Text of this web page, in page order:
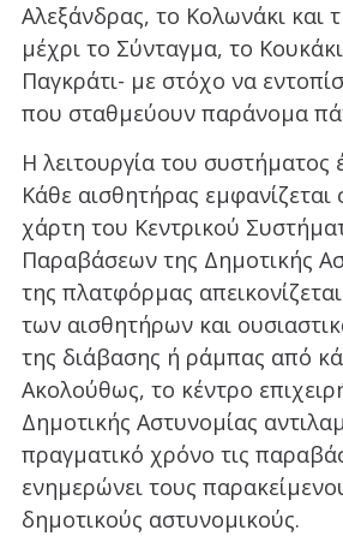
Αλεξάνδρας, το Κολωνάκι και
μέχρι το Σύνταγμα, το
Παγκράτι- με στόχο να
που σταθμεύουν παράνομα
Η λειτουργία του συστήματος
Κάθε αισθητήρας εμφανίζεται
χάρτη του Κεντρικού
Παραβάσεων της Δημοτικής
της πλατφόρμας
των αισθητήρων και
της διάβασης ή ράμπας από
Ακολούθως, το κέντρο
Δημοτικής Αστυνομίας
πραγματικό χρόνο τις
ενημερώνει τους
δημοτικούς αστυνομικούς.